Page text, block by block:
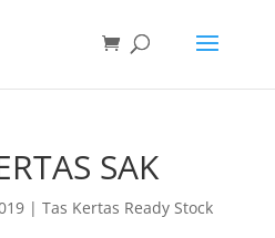
SAK
| Tas Kertas Ready Stock